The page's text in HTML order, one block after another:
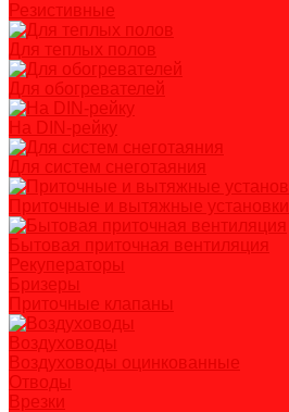
Резистивные
Для теплых полов
Для обогревателей
На DIN-рейку
Для систем снеготаяния
Приточные и вытяжные установки
Бытовая приточная вентиляция
Рекуператоры
Бризеры
Приточные клапаны
Воздуховоды
Воздуховоды оцинкованные
Отводы
Врезки